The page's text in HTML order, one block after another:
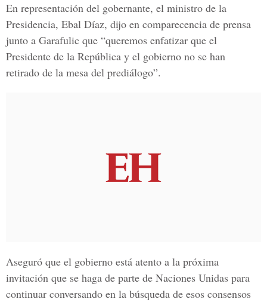
En representación del gobernante, el ministro de la
Presidencia, Ebal Díaz, dijo en comparecencia de prensa
junto a Garafulic que “queremos enfatizar que el
Presidente de la República y el gobierno no se han
retirado de la mesa del prediálogo”.
Aseguró que el gobierno está atento a la próxima
invitación que se haga de parte de Naciones Unidas para
continuar conversando en la búsqueda de esos consensos